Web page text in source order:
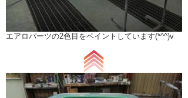
エアロパーツの2色目をペイントしています(*^^)v